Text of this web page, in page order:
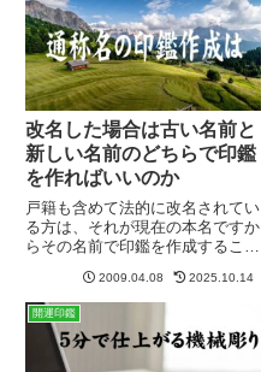
きるのか？」と驚くばかりです。
国...
改名した場合は古い名前と
新しい名前のどちらで印鑑
を作ればいいのか
戸籍も含めて法的に改名されてい
る方は、それが現在の本名ですか
らその名前で印鑑を作成すること
ておらず、普段は別の名前（通称
名）で生活されている方はどうす
ればよいのでしょうか？通称名で
生活している方の印鑑作成この
2009.04.08 2025.10.14
開運印鑑